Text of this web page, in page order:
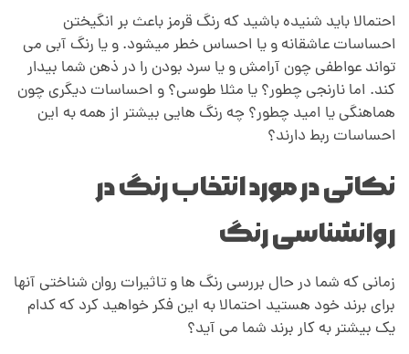
احتمالا باید شنیده باشید که رنگ قرمز باعث بر انگیختن
احساسات عاشقانه و یا احساس خطر میشود. و یا رنگ آبی می
تواند عواطفی چون آرامش و یا سرد بودن را در ذهن شما بیدار
کند. اما نارنجی چطور؟ یا مثلا طوسی؟ و احساسات دیگری چون
هماهنگی یا امید چطور؟ چه رنگ هایی بیشتر از همه به این
احساسات ربط دارند؟
نکاتی در مورد انتخاب رنگ در
روانشناسی رنگ
زمانی که شما در حال بررسی رنگ ها و تاثیرات روان شناختی آنها
برای برند خود هستید احتمالا به این فکر خواهید کرد که کدام
یک بیشتر به کار برند شما می آید؟